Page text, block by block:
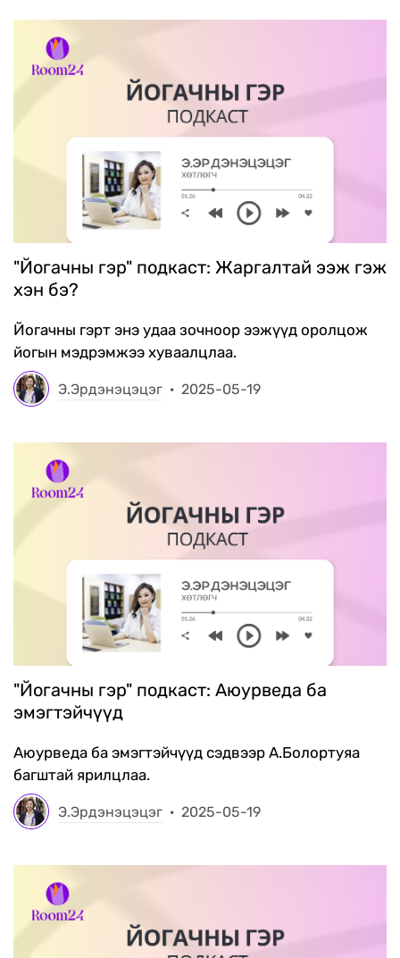
"Йогачны гэр" подкаст: Жаргалтай ээж гэж
хэн бэ?
Йогачны гэрт энэ удаа зочноор ээжүүд оролцож
йогын мэдрэмжээ хуваалцлаа.
Э.Эрдэнэцэцэг · 2025-05-19
"Йогачны гэр" подкаст: Аюурведа ба
эмэгтэйчүүд
Аюурведа ба эмэгтэйчүүд сэдвээр А.Болортуяа
багштай ярилцлаа.
Э.Эрдэнэцэцэг · 2025-05-19